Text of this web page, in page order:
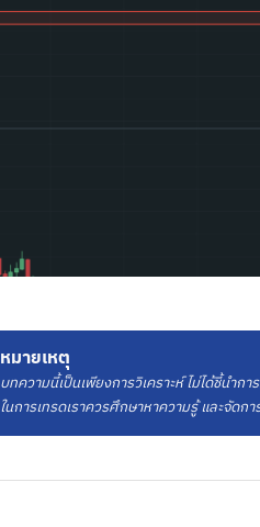
หมายเหตุ
บทความนี้เป็นเพียงการวิเคราะห์ ไม่ได้ชี้นำกา
ในการเทรดเราควรศึกษาหาความรู้ และจัด